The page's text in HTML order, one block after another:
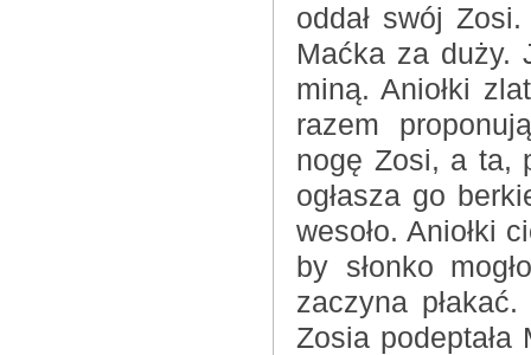
oddał swój
Maćka za duży.
miną. Aniołki
razem
nogę Zosi, a ta,
ogłasza go
wesoło. Aniołki
by słonko
zaczyna
Zosia podeptała